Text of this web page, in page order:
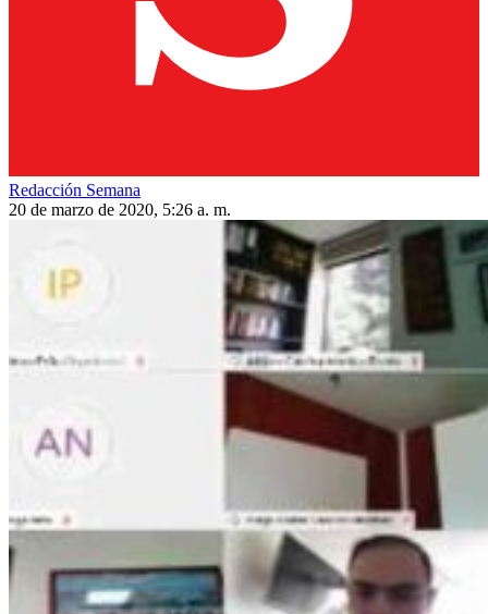
Redacción Semana
20 de marzo de 2020, 5:26 a. m.